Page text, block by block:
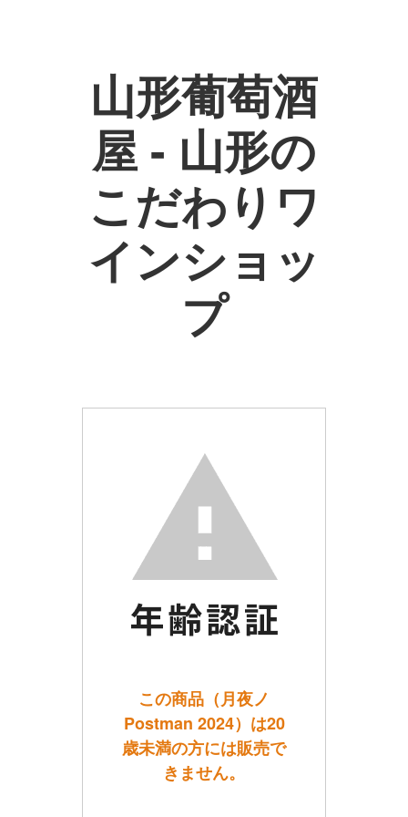
山形葡萄酒
屋 - 山形の
こだわりワ
インショッ
プ
この商品（月夜ノ
Postman 2024）は20
歳未満の方には販売で
きません。